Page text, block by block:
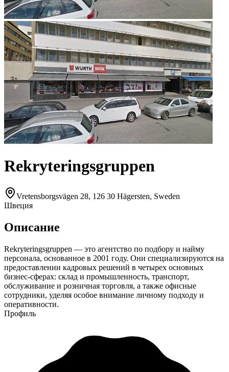
Rekryteringsgruppen
Vretensborgsvägen 28, 126 30 Hägersten, Sweden
Швеция
Описание
Rekryteringsgruppen — это агентство по подбору и найму
персонала, основанное в 2001 году. Они специализируются на
предоставлении кадровых решений в четырех основных
бизнес-сферах: склад и промышленность, транспорт,
обслуживание и розничная торговля, а также офисные
сотрудники, уделяя особое внимание личному подходу и
оперативности.
Профиль